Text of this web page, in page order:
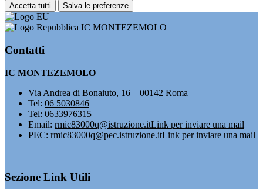
Accetta tutti Salva le preferenze
IC MONTEZEMOLO
Contatti
IC MONTEZEMOLO
Via Andrea di Bonaiuto, 16 – 00142 Roma
Tel: 06 5030846
Tel: 0633976315
Email: rmic83000q@istruzione.itLink per inviare una mail
PEC: rmic83000q@pec.istruzione.itLink per inviare una mail
Sezione Link Utili